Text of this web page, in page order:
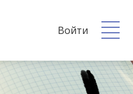
Войти